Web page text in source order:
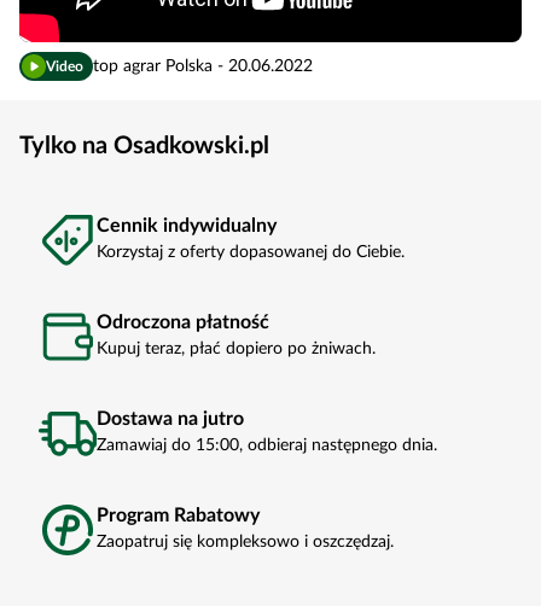
Video top agrar Polska - 20.06.2022
Tylko na Osadkowski.pl
Cennik indywidualny
Korzystaj z oferty dopasowanej do Ciebie.
Odroczona płatność
Kupuj teraz, płać dopiero po żniwach.
Dostawa na jutro
Zamawiaj do 15:00, odbieraj następnego dnia.
Program Rabatowy
Zaopatruj się kompleksowo i oszczędzaj.